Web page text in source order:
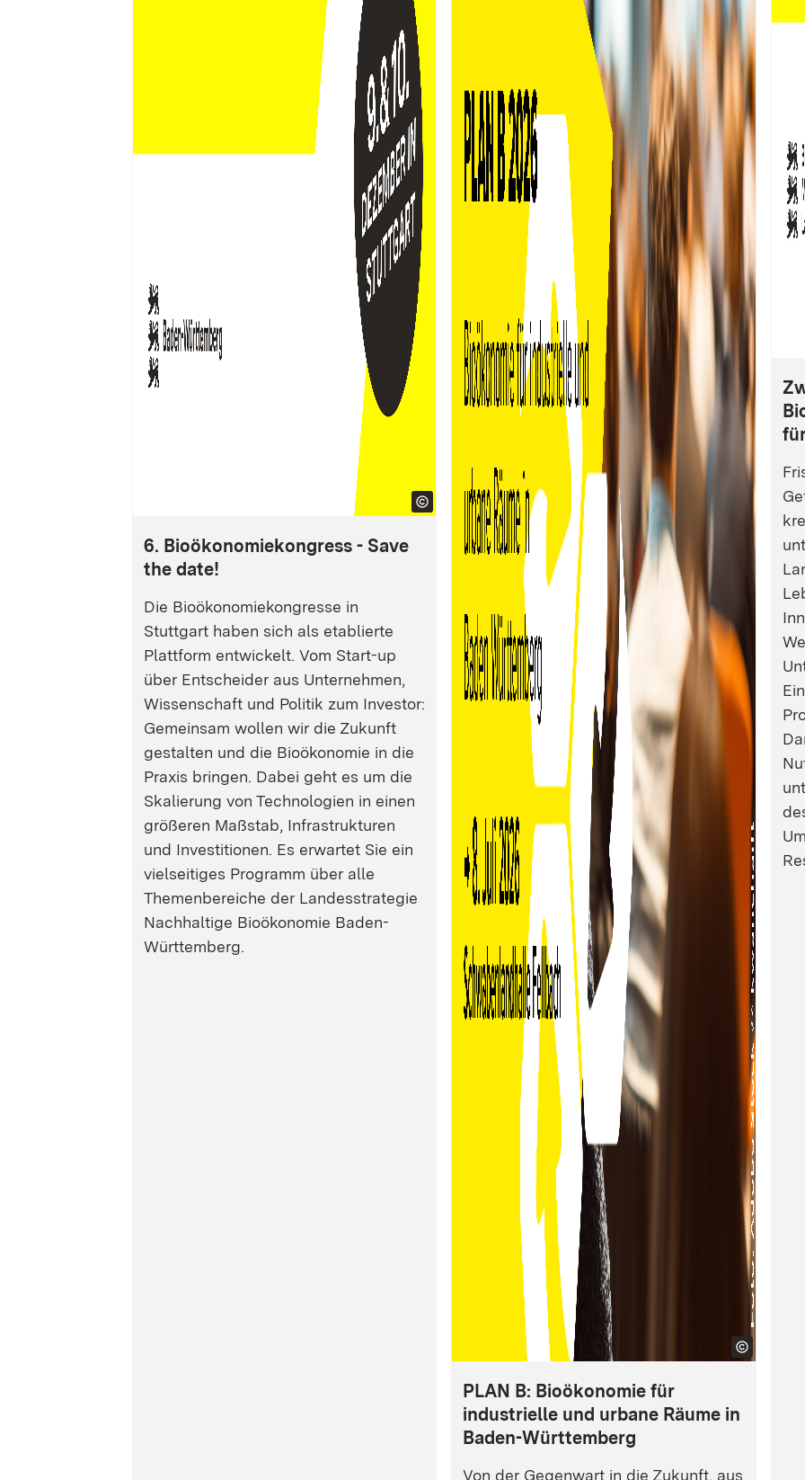
6. Bioökonomiekongress - Save
the date!
Die Bioökonomiekongresse in
Stuttgart haben sich als etablierte
Plattform entwickelt. Vom Start-up
über Entscheider aus Unternehmen,
Wissenschaft und Politik zum Investor:
Gemeinsam wollen wir die Zukunft
gestalten und die Bioökonomie in die
Praxis bringen. Dabei geht es um die
Skalierung von Technologien in einen
größeren Maßstab, Infrastrukturen
und Investitionen. Es erwartet Sie ein
vielseitiges Programm über alle
Themenbereiche der Landesstrategie
Nachhaltige Bioökonomie Baden-
Württemberg.
PLAN B: Bioökonomie für
industrielle und urbane Räume in
Baden-Württemberg
Von der Gegenwart in die Zukunft, aus